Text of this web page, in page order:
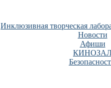
Инклюзивная творческая
Новости
Афиши